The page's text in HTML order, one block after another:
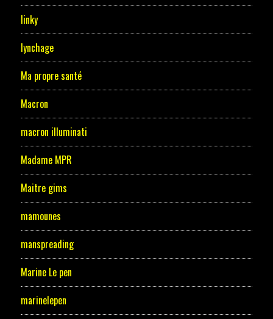
linky
lynchage
Ma propre santé
Macron
macron illuminati
Madame MPR
Maitre gims
mamounes
manspreading
Marine Le pen
marinelepen